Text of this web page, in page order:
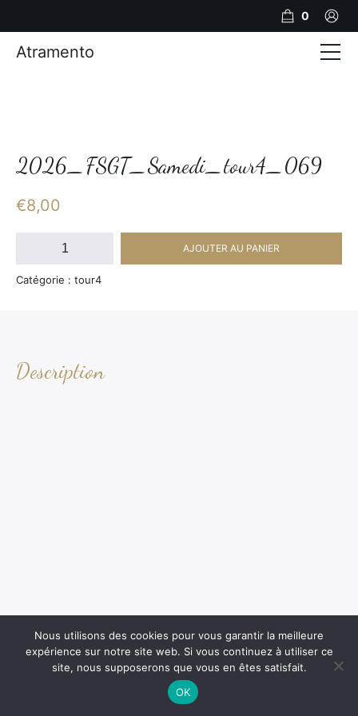
2026_FSGT_Samedi_tour4_069
€8,00
quantité
2026_FSGT_Samedi_tour4_069
AJOUTER AU PANIER
Catégorie : tour4
Description
0
Atramento
Photos
Nous utilisons des cookies pour vous garantir la meilleure
expérience sur notre site web. Si vous continuez à utiliser ce
site, nous supposerons que vous en êtes satisfait.
OK